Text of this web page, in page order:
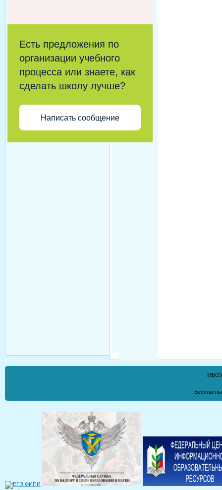
Есть предложения по
организации учебного
процесса или знаете, как
сделать школу лучше?
Написать сообщение